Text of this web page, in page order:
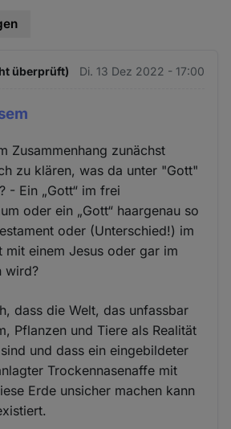
überprüft) Di. 13 Dez 2022 - 17:00
Zusammenhang zunächst
zu klären, was da unter "Gott"
- Ein „Gott“ im frei
oder ein „Gott“ haargenau so
oder (Unterschied!) im
mit einem Jesus oder gar im
wird?
dass die Welt, das unfassbar
Pflanzen und Tiere als Realität
und dass ein eingebildeter
Trockennasenaffe mit
Erde unsicher machen kann